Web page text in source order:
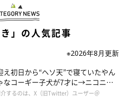
き」の人気記事
※2026年8月更新
え初日から“ヘソ天”で寝ていたやん
なコーギー子犬が7才に→ニコニ
ーギースマイル”が魅力のコに成
介するのは、X（旧Twitter）ユーザー＠